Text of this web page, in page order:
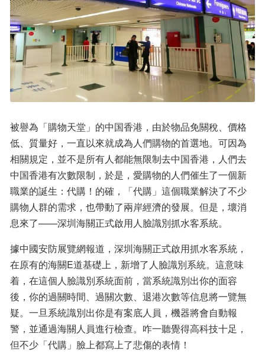
被譽為「購物天堂」的中国香港，由於物品免關稅、價格
低、質量好，一直以來就成為人們購物的首選地。可因為
相關規定，並不是所有人都能無限制去中国香港，人們去
中国香港有次數限制，於是，愛購物的人們催生了一個新
職業的誕生：代購！的確，「代購」這個職業解決了不少
購物人群的需求，也帶動了兩岸經濟的發展。但是，壞消
息來了——深圳海關正式啟用人臉識別抓水客系統。
據中國安防展覽網報道，深圳海關正式啟用抓水客系統，
在原有的海關E道基礎上，新增了人臉識別系統。這意味
着，在這個人臉識別系統面前，當系統識別出你的面容
後，你的過關時間、過關次數、退港次數等信息將一覽無
疑。一旦系統識別出你是有案底人員，機器將會自動報
警，並通過海關人員進行檢查。咋一聽覺得高科技十足，
但不少「代購」臉上都寫上了悲傷的表情！